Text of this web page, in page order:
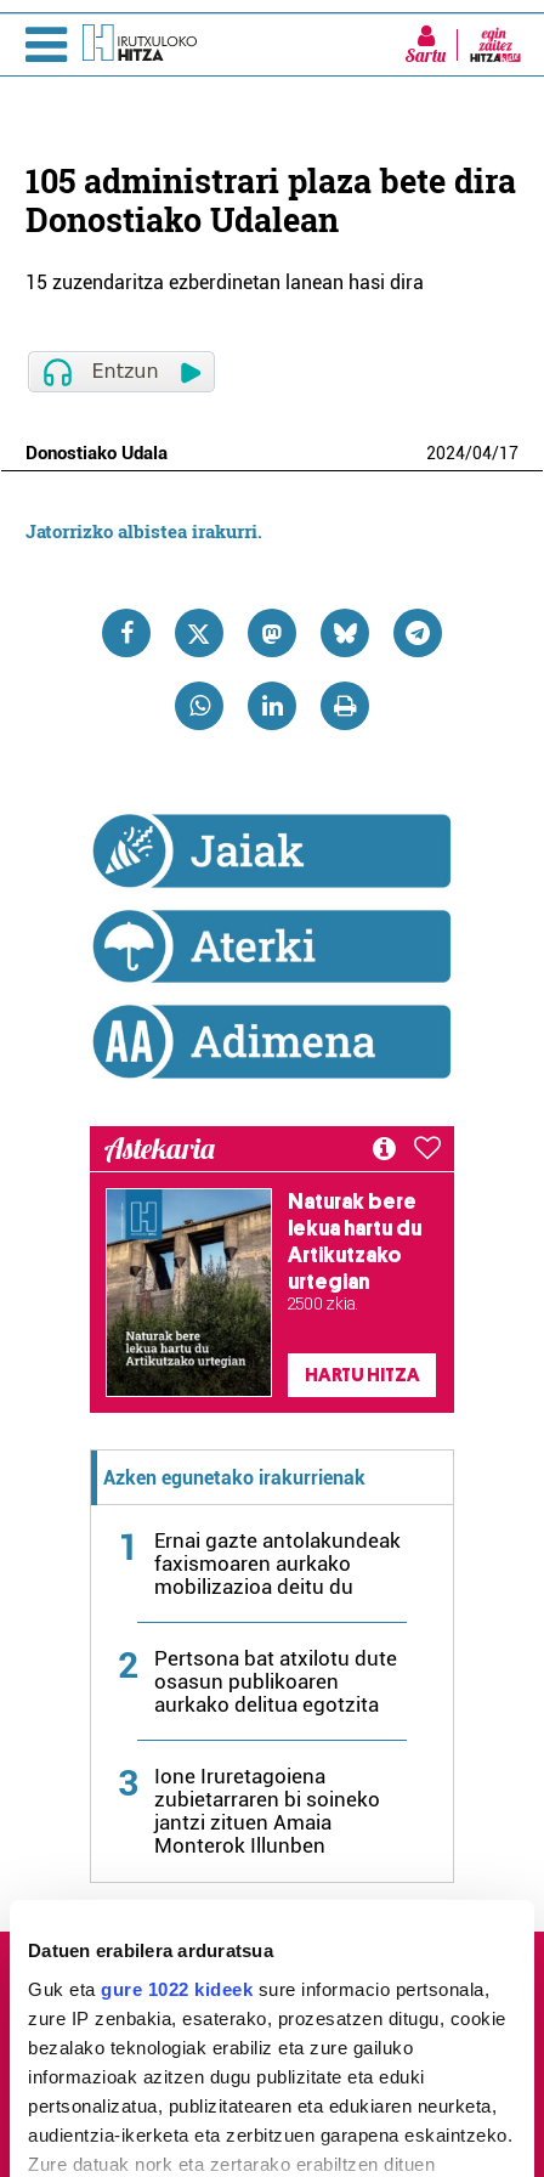
Datuen erabilera arduratsua
Guk eta gure 1022 kideek sure informacio pertsonala,
zure IP zenbakia, esaterako, prozesatzen ditugu, cookie
bezalako teknologiak erabiliz eta zure gailuko
informazioak azitzen dugu publizitate eta eduki
pertsonalizatua, publizitatearen eta edukiaren neurketa,
audientzia-ikerketa eta zerbitzuen garapena eskaintzeko.
Zure datuak nork eta zertarako erabiltzen dituen
Sartu
105 administrari plaza bete dira
Donostiako Udalean
15 zuzendaritza ezberdinetan lanean hasi dira
Donostiako Udala 2024/04/17
Jatorrizko albistea irakurri.
Astekaria
Naturak bere
lekua hartu du
Artikutzako
urtegian
2.500 zkia.
HARTU HITZA
Azken egunetako irakurrienak
1
Ernai gazte antolakundeak
faxismoaren aurkako
mobilizazioa deitu du
2
Pertsona bat atxilotu dute
osasun publikoaren
aurkako delitua egotzita
3
Ione Iruretagoiena
zubietarraren bi soineko
jantzi zituen Amaia
Monterok Illunben